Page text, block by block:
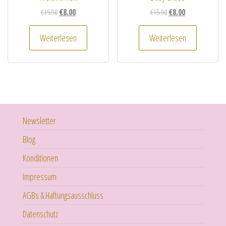
€15.90Ursprünglicher Preis war: €15.90
€8.00Aktueller Preis ist: €8.00.
Weiterlesen
€15.90Ursprünglicher Preis
€8.00Aktueller Preis
Weiterlesen
Newsletter
Blog
Konditionen
Impressum
AGBs & Haftungsausschluss
Datenschutz